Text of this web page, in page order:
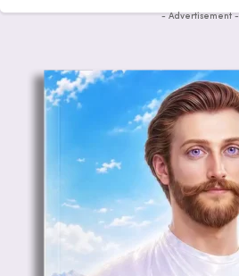
- Advertisement -